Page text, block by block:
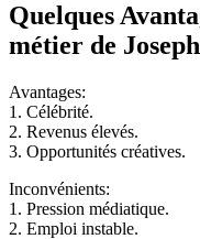
Quelques
métier de
Avantages:
1. Célébrité.
2. Revenus élevés.
3. Opportunités créatives.
Inconvénients:
1. Pression médiatique.
2. Emploi instable.